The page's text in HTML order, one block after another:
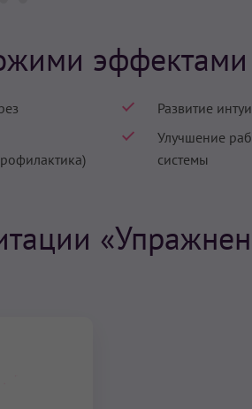
эффектами
Развитие
Улучшение
системы